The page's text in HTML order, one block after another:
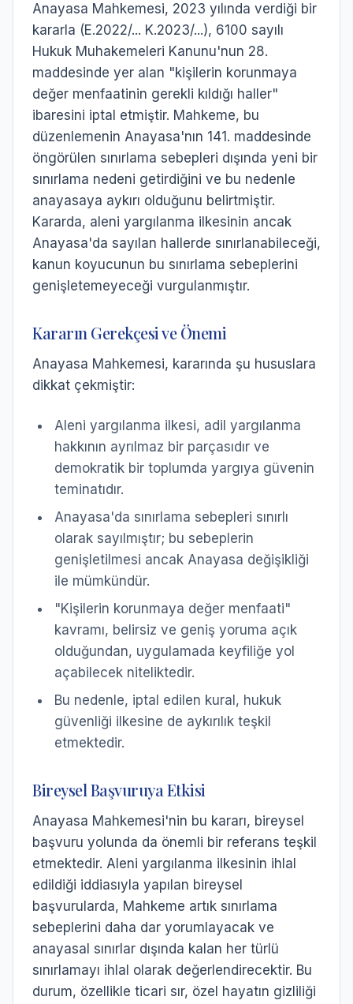
Anayasa Mahkemesi, 2023 yılında verdiği bir
kararla (E.2022/... K.2023/...), 6100 sayılı
Hukuk Muhakemeleri Kanunu'nun 28.
maddesinde yer alan "kişilerin korunmaya
değer menfaatinin gerekli kıldığı haller"
ibaresini iptal etmiştir. Mahkeme, bu
düzenlemenin Anayasa'nın 141. maddesinde
öngörülen sınırlama sebepleri dışında yeni bir
sınırlama nedeni getirdiğini ve bu nedenle
anayasaya aykırı olduğunu belirtmiştir.
Kararda, aleni yargılanma ilkesinin ancak
Anayasa'da sayılan hallerde sınırlanabileceği,
kanun koyucunun bu sınırlama sebeplerini
genişletemeyeceği vurgulanmıştır.
Kararın Gerekçesi ve Önemi
Anayasa Mahkemesi, kararında şu hususlara
dikkat çekmiştir:
Aleni yargılanma ilkesi, adil yargılanma
hakkının ayrılmaz bir parçasıdır ve
demokratik bir toplumda yargıya güvenin
teminatıdır.
Anayasa'da sınırlama sebepleri sınırlı
olarak sayılmıştır; bu sebeplerin
genişletilmesi ancak Anayasa değişikliği
ile mümkündür.
"Kişilerin korunmaya değer menfaati"
kavramı, belirsiz ve geniş yoruma açık
olduğundan, uygulamada keyfiliğe yol
açabilecek niteliktedir.
Bu nedenle, iptal edilen kural, hukuk
güvenliği ilkesine de aykırılık teşkil
etmektedir.
Bireysel Başvuruya Etkisi
Anayasa Mahkemesi'nin bu kararı, bireysel
başvuru yolunda da önemli bir referans teşkil
etmektedir. Aleni yargılanma ilkesinin ihlal
edildiği iddiasıyla yapılan bireysel
başvurularda, Mahkeme artık sınırlama
sebeplerini daha dar yorumlayacak ve
anayasal sınırlar dışında kalan her türlü
sınırlamayı ihlal olarak değerlendirecektir. Bu
durum, özellikle ticari sır, özel hayatın gizliliği